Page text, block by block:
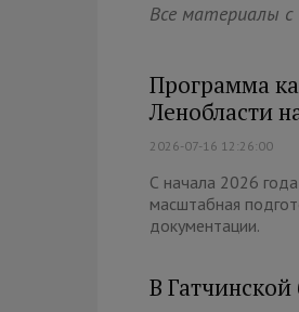
Все материалы
Программа
Ленобласти
2026-07-16 12:26:00
С начала 2026
масштабная
документации.
В